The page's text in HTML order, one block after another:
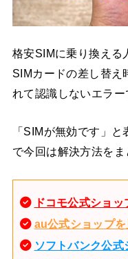
格安SIMに乗り換える
SIMカードの差し替え
れて認識しないエラー
「SIMが無効です」
で今回は解決方法をま
ドコモ公式ショッ
au公式ショップを
ソフトバンク公式